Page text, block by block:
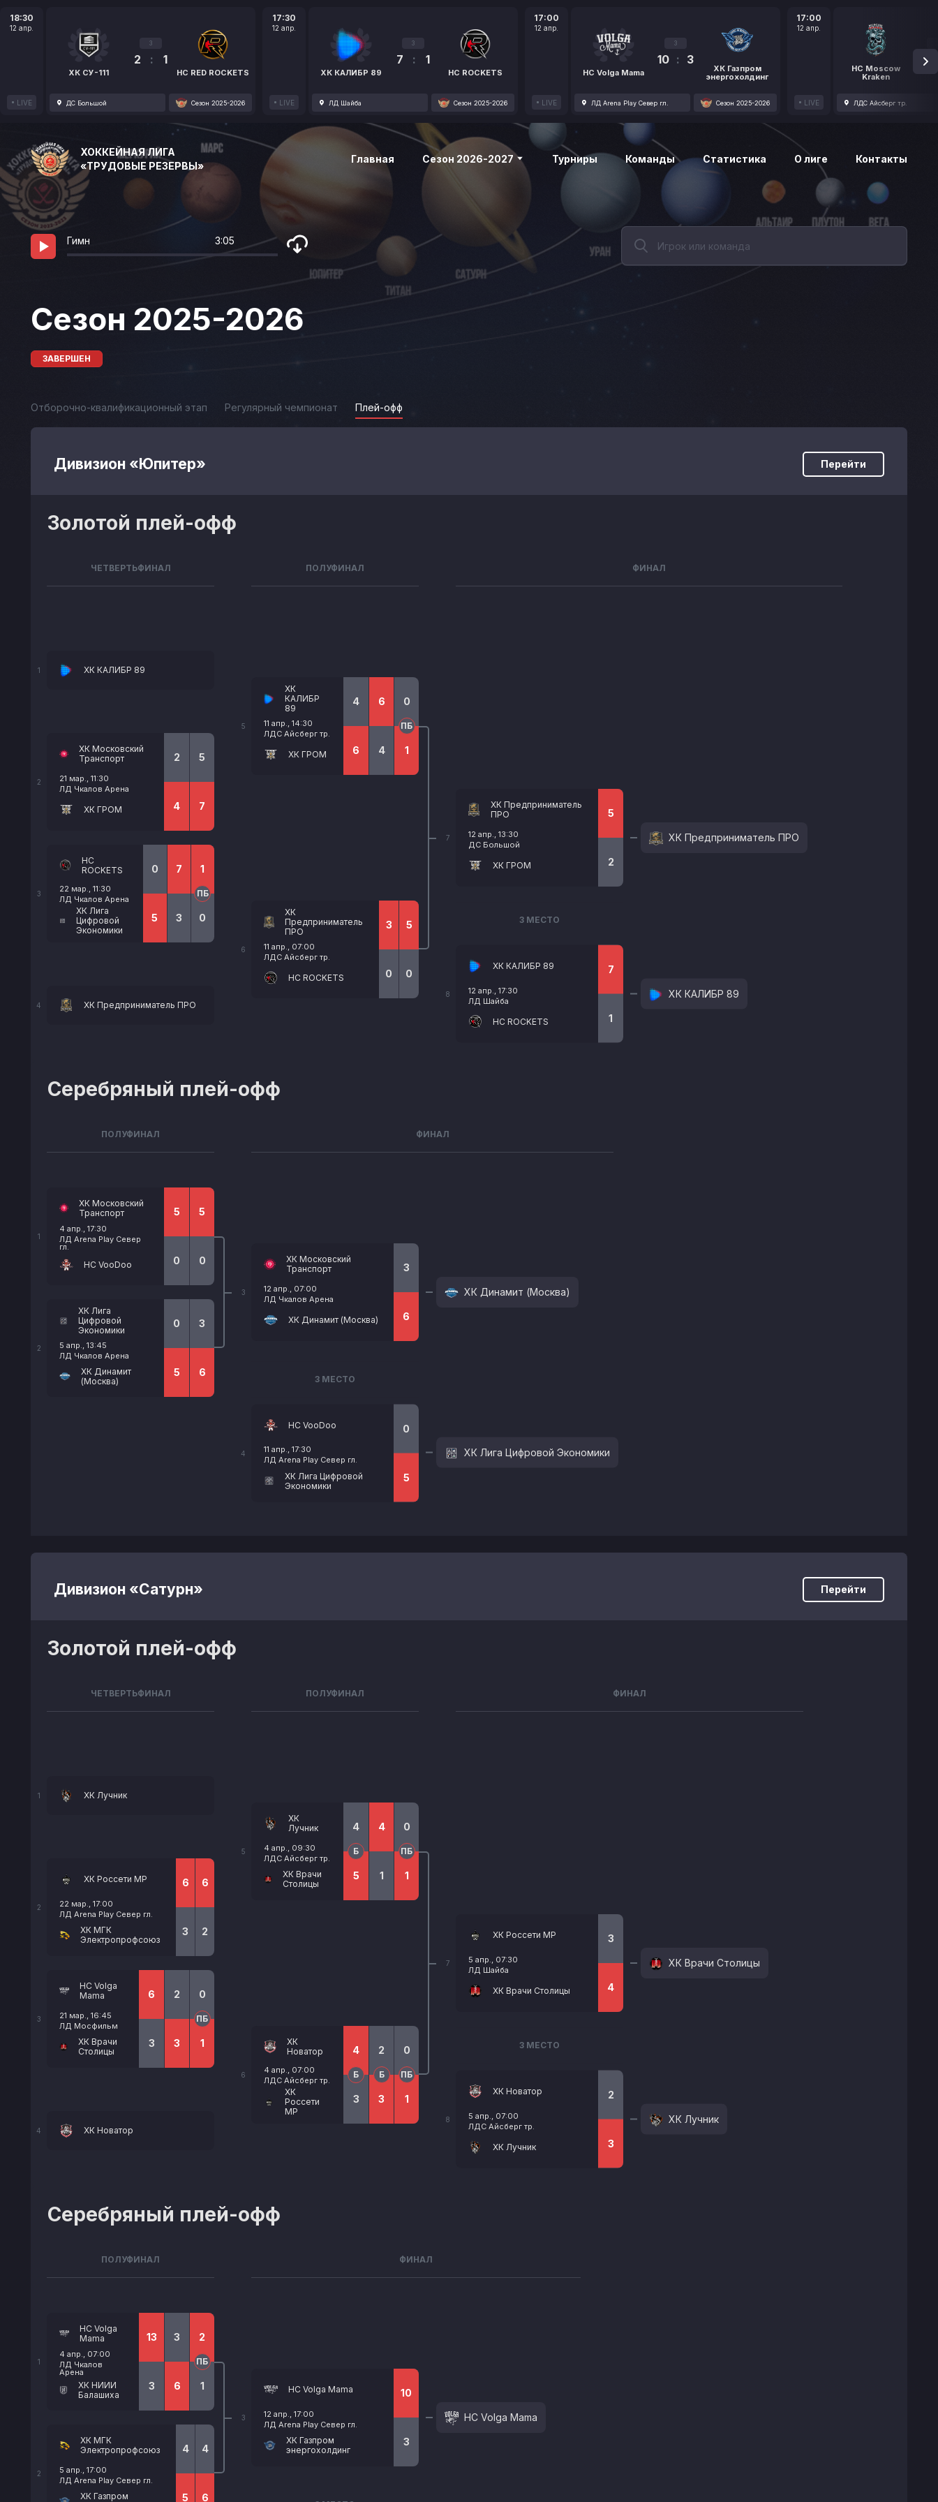
18:30
12 апр.
LIVE
ХК СУ-111
3
2 : 1
HC RED ROCKETS
ДС Большой Сезон 2025-2026
17:30
12 апр.
LIVE
ХК КАЛИБР 89
3
7 : 1
HC ROCKETS
ЛД Шайба Сезон 2025-2026
17:00
12 апр.
LIVE
HC Volga Mama
3
10 : 3
ХК Газпром
энергохолдинг
ЛД Arena Play Север гл. Сезон 2025-2026
17:00
12 апр.
LIVE
HC Moscow
Kraken
1
ЛДС Айсберг тр.
ХОККЕЙНАЯ ЛИГА
«ТРУДОВЫЕ РЕЗЕРВЫ»
Главная Сезон 2026-2027 Турниры Команды Статистика О лиге Контакты
Гимн 3:05
Сезон 2025-2026
ЗАВЕРШЕН
Отборочно-квалификационный этап Регулярный чемпионат Плей-офф
Дивизион «Юпитер» Перейти
Золотой плей-офф
ЧЕТВЕРТЬФИНАЛ
1 ХК КАЛИБР 89
2
ХК Московский
Транспорт
21 мар., 11:30
ЛД Чкалов Арена
ХК ГРОМ
2
4
5
7
3
HC
ROCKETS
22 мар., 11:30
ЛД Чкалов Арена
ХК Лига
Цифровой
Экономики
0
5
7
3
1
0
ПБ
4 ХК Предприниматель ПРО
ПОЛУФИНАЛ
5
ХК
КАЛИБР
89
11 апр., 14:30
ЛДС Айсберг тр.
ХК ГРОМ
4
6
6
4
0
1
ПБ
6
ХК
Предприниматель
ПРО
11 апр., 07:00
ЛДС Айсберг тр.
HC ROCKETS
3
0
5
0
ФИНАЛ
7
ХК Предприниматель
ПРО
12 апр., 13:30
ДС Большой
ХК ГРОМ
5
2
ХК Предприниматель ПРО
3 МЕСТО
8
ХК КАЛИБР 89
12 апр., 17:30
ЛД Шайба
HC ROCKETS
7
1
ХК КАЛИБР 89
Серебряный плей-офф
ПОЛУФИНАЛ
1
ХК Московский
Транспорт
4 апр., 17:30
ЛД Arena Play Север
гл.
HC VooDoo
5
0
5
0
2
ХК Лига
Цифровой
Экономики
5 апр., 13:45
ЛД Чкалов Арена
ХК Динамит
(Москва)
0
5
3
6
ФИНАЛ
3
ХК Московский
Транспорт
12 апр., 07:00
ЛД Чкалов Арена
ХК Динамит (Москва)
3
6
ХК Динамит (Москва)
3 МЕСТО
4
HC VooDoo
11 апр., 17:30
ЛД Arena Play Север гл.
ХК Лига Цифровой
Экономики
0
5
ХК Лига Цифровой Экономики
Дивизион «Сатурн» Перейти
Золотой плей-офф
ЧЕТВЕРТЬФИНАЛ
1 ХК Лучник
2
ХК Россети МР
22 мар., 17:00
ЛД Arena Play Север гл.
ХК МГК
Электропрофсоюз
6
3
6
2
3
HC Volga
Mama
21 мар., 16:45
ЛД Мосфильм
ХК Врачи
Столицы
6
3
2
3
0
1
ПБ
4 ХК Новатор
ПОЛУФИНАЛ
5
ХК
Лучник
4 апр., 09:30
ЛДС Айсберг тр.
ХК Врачи
Столицы
4
5
Б
4
1
0
1
ПБ
6
ХК
Новатор
4 апр., 07:00
ЛДС Айсберг тр.
ХК
Россети
МР
4
3
Б
2
3
Б
0
1
ПБ
ФИНАЛ
7
ХК Россети МР
5 апр., 07:30
ЛД Шайба
ХК Врачи Столицы
3
4
ХК Врачи Столицы
3 МЕСТО
8
ХК Новатор
5 апр., 07:00
ЛДС Айсберг тр.
ХК Лучник
2
3
ХК Лучник
Серебряный плей-офф
ПОЛУФИНАЛ
1
HC Volga
Mama
4 апр., 07:00
ЛД Чкалов
Арена
ХК НИИИ
Балашиха
13
3
3
6
2
1
ПБ
2
ХК МГК
Электропрофсоюз
5 апр., 17:00
ЛД Arena Play Север гл.
ХК Газпром
4
5
4
6
ФИНАЛ
3
HC Volga Mama
12 апр., 17:00
ЛД Arena Play Север гл.
ХК Газпром
энергохолдинг
10
3
HC Volga Mama